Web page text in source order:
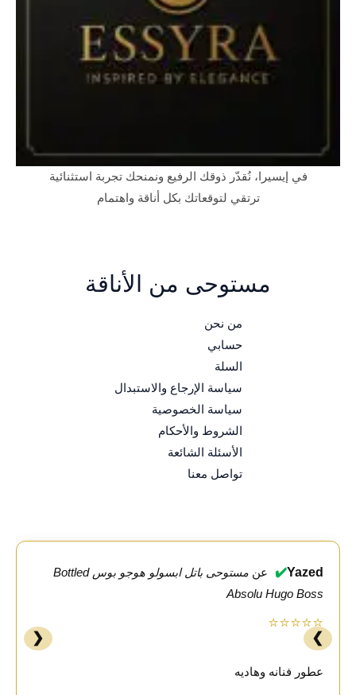
في إيسيرا، نُقدّر ذوقك الرفيع ونمنحك تجربة استثنائية
ترتقي لتوقعاتك بكل أناقة واهتمام
مستوحى من الأناقة
من نحن
حسابي
السلة
سياسة الإرجاع والاستبدال
سياسة الخصوصية
الشروط والأحكام
الأسئلة الشائعة
تواصل معنا
Yazed
✔️ عن
مستوحى باتل ابسولو هوجو بوس Bottled
Absolu Hugo Boss
⭐⭐⭐⭐⭐
عطور فنانه وهاديه
❮ ❯